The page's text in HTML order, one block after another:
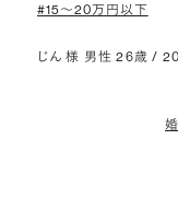
#15〜20万円以下
じん 様 男性 26歳 /